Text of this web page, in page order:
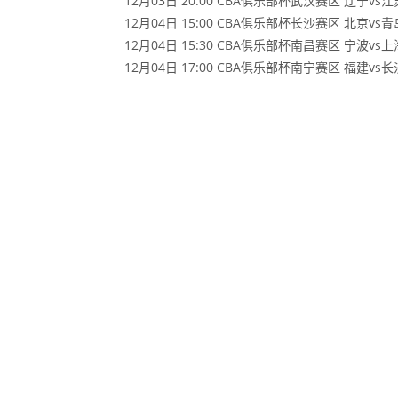
12月04日 15:00 CBA俱乐部杯长沙赛区 北京vs青
12月04日 15:30 CBA俱乐部杯南昌赛区 宁波vs上
12月04日 17:00 CBA俱乐部杯南宁赛区 福建vs长